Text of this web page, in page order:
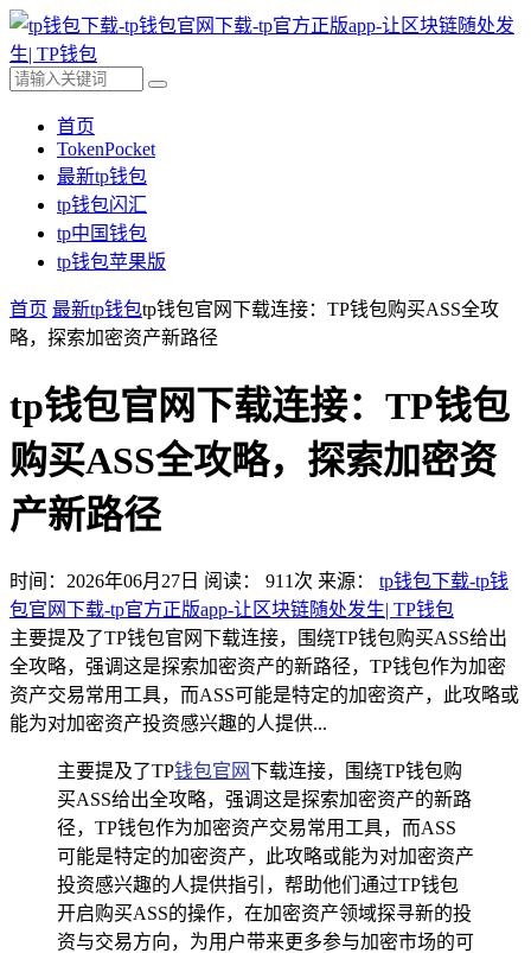
首页
TokenPocket
最新tp钱包
tp钱包闪汇
tp中国钱包
tp钱包苹果版
首页 最新tp钱包tp钱包官网下载连接：TP钱包购买ASS全攻
略，探索加密资产新路径
tp钱包官网下载连接：TP钱包
购买ASS全攻略，探索加密资
产新路径
时间：2026年06月27日 阅读： 911 次 来源： tp钱包下载-tp钱
包官网下载-tp官方正版app-让区块链随处发生| TP钱包
主要提及了TP钱包官网下载连接，围绕TP钱包购买ASS给出
全攻略，强调这是探索加密资产的新路径，TP钱包作为加密
资产交易常用工具，而ASS可能是特定的加密资产，此攻略或
能为对加密资产投资感兴趣的人提供...
主要提及了TP钱包官网下载连接，围绕TP钱包购
买ASS给出全攻略，强调这是探索加密资产的新路
径，TP钱包作为加密资产交易常用工具，而ASS
可能是特定的加密资产，此攻略或能为对加密资产
投资感兴趣的人提供指引，帮助他们通过TP钱包
开启购买ASS的操作，在加密资产领域探寻新的投
资与交易方向，为用户带来更多参与加密市场的可